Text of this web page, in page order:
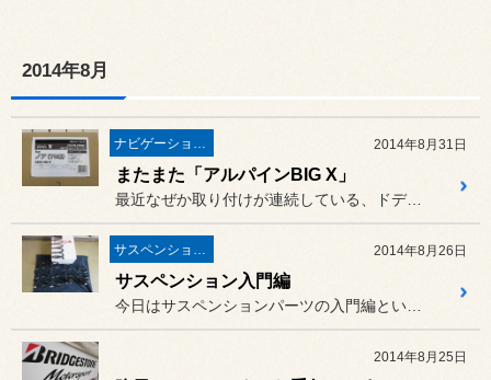
2014年8月
2014年8月31日
またまた「アルパインBIG X」
最近なぜか取り付けが連続している、ドデカナビ「アルパイン BIG ...
2014年8月26日
サスペンション入門編
2014年8月25日